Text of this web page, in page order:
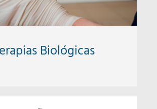
Biológicas